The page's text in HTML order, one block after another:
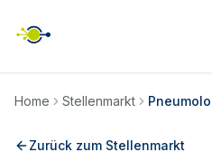
Home Stellenmarkt
Zurück zum Stellenmarkt